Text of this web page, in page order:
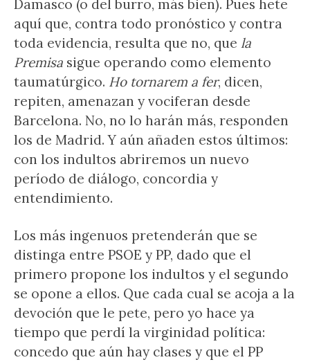
Damasco (o del burro, más bien). Pues hete
aquí que, contra todo pronóstico y contra
toda evidencia, resulta que no, que la
Premisa sigue operando como elemento
taumatúrgico. Ho tornarem a fer, dicen,
repiten, amenazan y vociferan desde
Barcelona. No, no lo harán más, responden
los de Madrid. Y aún añaden estos últimos:
con los indultos abriremos un nuevo
período de diálogo, concordia y
entendimiento.
Los más ingenuos pretenderán que se
distinga entre PSOE y PP, dado que el
primero propone los indultos y el segundo
se opone a ellos. Que cada cual se acoja a la
devoción que le pete, pero yo hace ya
tiempo que perdí la virginidad política:
concedo que aún hay clases y que el PP